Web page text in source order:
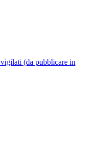
(da pubblicare in